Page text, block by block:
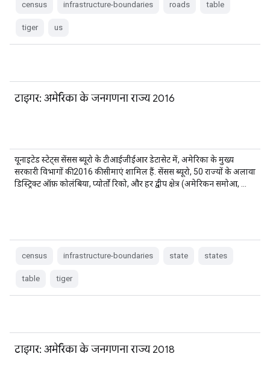
census infrastructure-boundaries roads table
tiger us
टाइगर: अमेरिका के जनगणना राज्य 2016
यूनाइटेड स्टेट्स सेंसस ब्यूरो के टीआईजीईआर डेटासेट में, अमेरिका के मुख्य
सरकारी विभागों की 2016 की सीमाएं शामिल हैं. सेंसस ब्यूरो, 50 राज्यों के अलावा
डिस्ट्रिक्ट ऑफ़ कोलंबिया, प्योर्तो रिको, और हर द्वीप क्षेत्र (अमेरिकन समोआ, …
census infrastructure-boundaries state states
table tiger
टाइगर: अमेरिका के जनगणना राज्य 2018